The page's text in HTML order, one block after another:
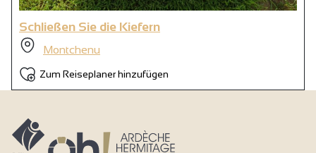
Schließen Sie die Kiefern
Montchenu
Zum Reiseplaner hinzufügen